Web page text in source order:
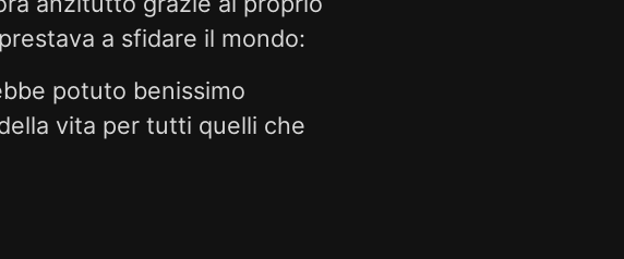
a sfidare il mondo:
potuto benissimo
vita per tutti quelli che